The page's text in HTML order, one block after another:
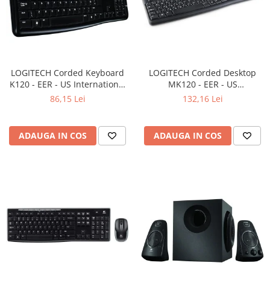
Tastaturi Gaming
Card Reader
Camere Web
Adaptoare
Casti
Componente PC
Placi de Baza
Placi Video
LOGITECH Corded Keyboard
K120 - EER - US International
layout
86,15 Lei
ADAUGA IN COS
LOGITECH Corded Desktop
MK120 - EER - US
International layout
132,16 Lei
ADAUGA IN COS